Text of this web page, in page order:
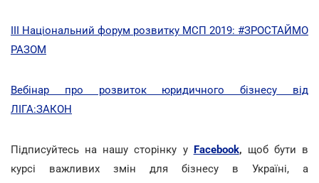
III Національний форум розвитку МСП 2019: #ЗРОСТАЙМО
РАЗОМ
Вебінар про розвиток юридичного бізнесу від
ЛІГА:ЗАКОН
Підписуйтесь на нашу сторінку у Facebook, щоб бути в
курсі важливих змін для бізнесу в Україні, а